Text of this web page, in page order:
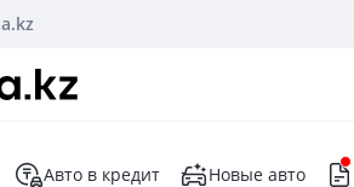
Авто в кредит Новые авто